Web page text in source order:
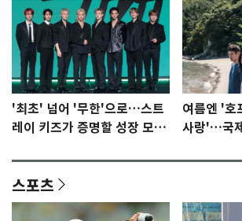
'최초' 넘어 '무한'으로…스트
레이 키즈가 증명할 성장 모멘
여름엔 '호
사랑'…국
스포츠